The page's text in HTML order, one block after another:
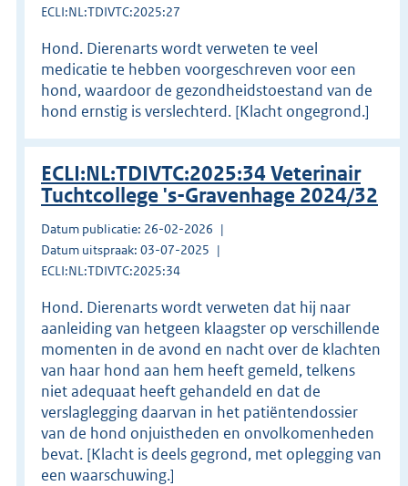
ECLI:NL:TDIVTC:2025:27
Hond. Dierenarts wordt verweten te veel
medicatie te hebben voorgeschreven voor een
hond, waardoor de gezondheidstoestand van de
hond ernstig is verslechterd. [Klacht ongegrond.]
ECLI:NL:TDIVTC:2025:34 Veterinair
Tuchtcollege 's-Gravenhage 2024/32
Datum publicatie: 26-02-2026
Datum uitspraak: 03-07-2025
ECLI:NL:TDIVTC:2025:34
Hond. Dierenarts wordt verweten dat hij naar
aanleiding van hetgeen klaagster op verschillende
momenten in de avond en nacht over de klachten
van haar hond aan hem heeft gemeld, telkens
niet adequaat heeft gehandeld en dat de
verslaglegging daarvan in het patiëntendossier
van de hond onjuistheden en onvolkomenheden
bevat. [Klacht is deels gegrond, met oplegging van
een waarschuwing.]